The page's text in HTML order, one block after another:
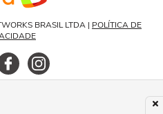
BRASIL LTDA | POLÍTICA DE